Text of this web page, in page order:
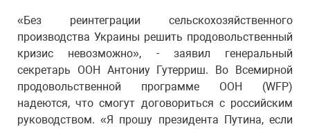
«Без реинтеграции сельскохозяйственного
производства Украины решить продовольственный
кризис невозможно», - заявил генеральный
секретарь ООН Антониу Гутерриш. Во Всемирной
продовольственной программе ООН (WFP)
надеются, что смогут договориться с российским
руководством. «Я прошу президента Путина, если